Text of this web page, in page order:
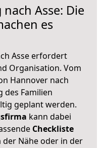
Asse: Die
es
Asse erfordert
Organisation. Vom
Hannover nach
des Familien
geplant werden.
kann dabei
Checkliste
Nähe oder in der